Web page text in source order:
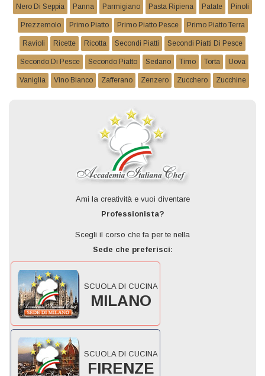
Nero Di Seppia Panna Parmigiano Pasta Ripiena Patate Pinoli
Prezzemolo Primo Piatto Primo Piatto Pesce Primo Piatto Terra
Ravioli Ricette Ricotta Secondi Piatti Secondi Piatti Di Pesce
Secondo Di Pesce Secondo Piatto Sedano Timo Torta Uova
Vaniglia Vino Bianco Zafferano Zenzero Zucchero Zucchine
Ami la creatività e vuoi diventare
Professionista?
Scegli il corso che fa per te nella
Sede che preferisci:
SCUOLA DI CUCINA
MILANO
SCUOLA DI CUCINA
FIRENZE